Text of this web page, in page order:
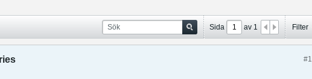
Sida av 1 Filter
#1